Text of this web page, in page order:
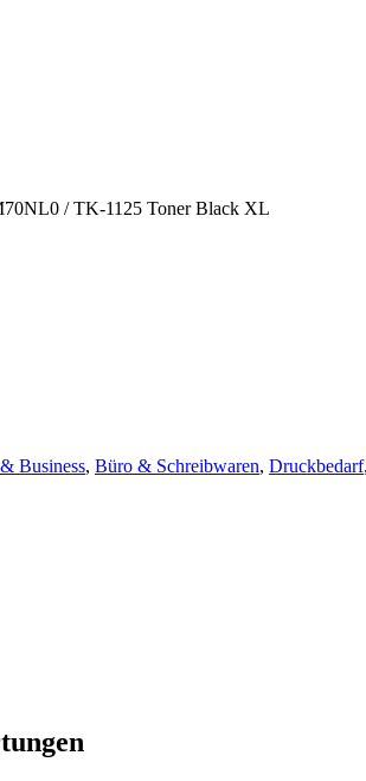
/ TK-1125 Toner Black XL
Business, Büro & Schreibwaren, Druckbedarf,